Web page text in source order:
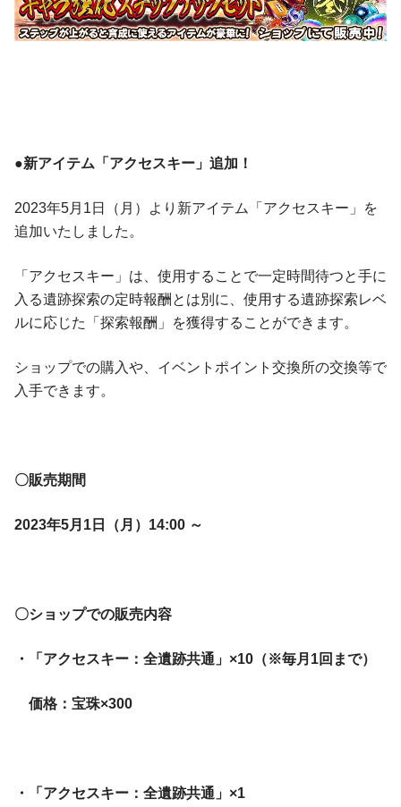
●新アイテム「アクセスキー」追加！
2023年5月1日（月）より新アイテム「アクセスキー」を
追加いたしました。
「アクセスキー」は、使用することで一定時間待つと手に
入る遺跡探索の定時報酬とは別に、使用する遺跡探索レベ
ルに応じた「探索報酬」を獲得することができます。
ショップでの購入や、イベントポイント交換所の交換等で
入手できます。
〇販売期間
2023年5月1日（月）14:00 ～
〇ショップでの販売内容
・「アクセスキー：全遺跡共通」×10（※毎月1回まで）
価格：宝珠×300
・「アクセスキー：全遺跡共通」×1